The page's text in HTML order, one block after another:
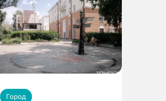
Город